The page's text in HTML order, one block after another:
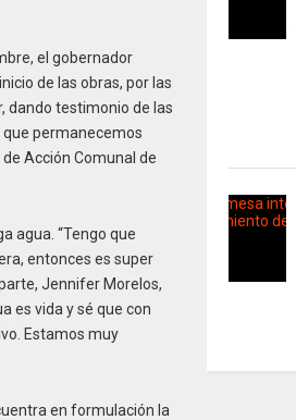
el gobernador
de las obras, por las
dando testimonio de las
que permanecemos
Acción Comunal de
agua. “Tengo que
entonces es super
Jennifer Morelos,
es vida y sé que con
Estamos muy
en formulación la